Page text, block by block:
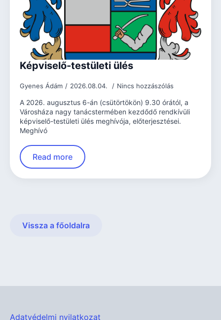
Képviselő-testületi ülés
Gyenes Ádám 2026.08.04. Nincs hozzászólás
A 2026. augusztus 6-án (csütörtökön) 9.30 órától, a
Városháza nagy tanácstermében kezdődő rendkívüli
képviselő-testületi ülés meghívója, előterjesztései.
Meghívó
Read more
Vissza a főoldalra
Adatvédelmi nyilatkozat